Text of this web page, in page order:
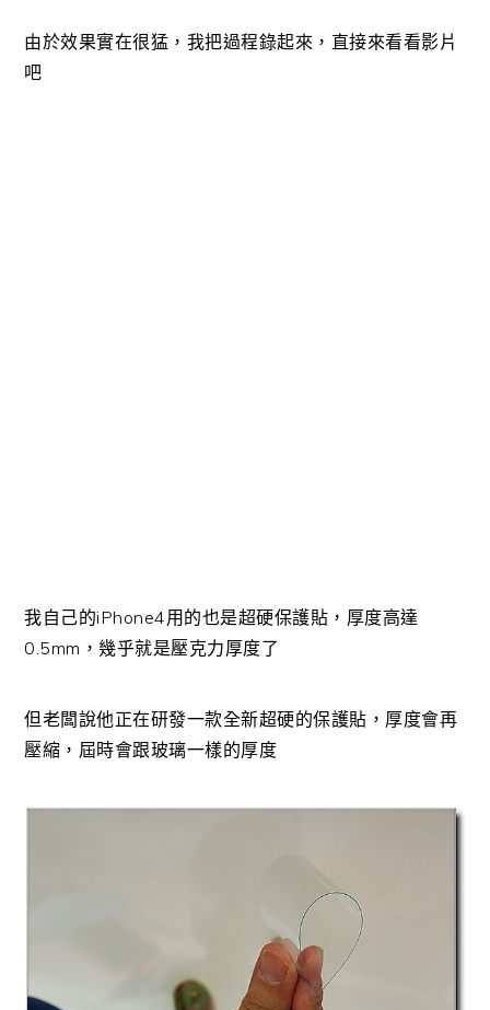
由於效果實在很猛，我把過程錄起來，直接來看看影片
吧
我自己的iPhone4用的也是超硬保護貼，厚度高達
0.5mm，幾乎就是壓克力厚度了
但老闆說他正在研發一款全新超硬的保護貼，厚度會再
壓縮，屆時會跟玻璃一樣的厚度